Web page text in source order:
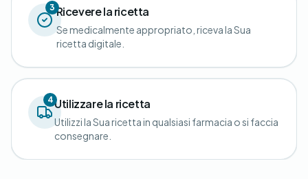
3Ricevere la ricetta
Se medicalmente appropriato, riceva la Sua
ricetta digitale.
4Utilizzare la ricetta
Utilizzi la Sua ricetta in qualsiasi farmacia o si faccia
consegnare.